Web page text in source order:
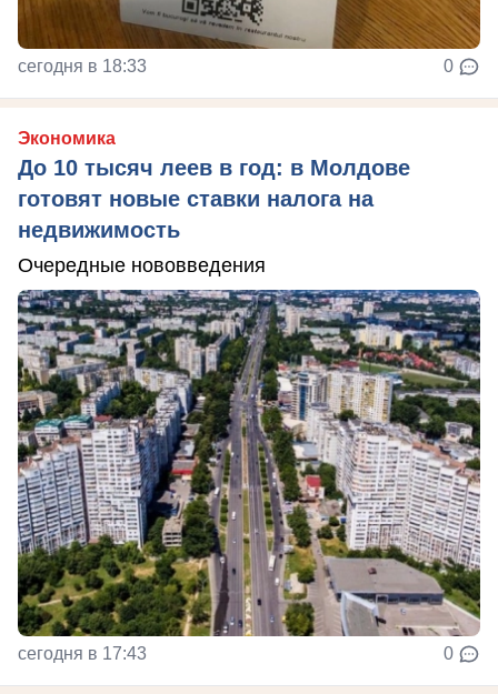
сегодня в 18:33 0
Экономика
До 10 тысяч леев в год: в Молдове
готовят новые ставки налога на
недвижимость
Очередные нововведения
сегодня в 17:43 0